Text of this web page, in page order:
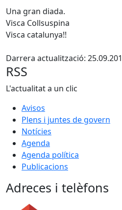
Una gran diada.
Visca Collsuspina
Visca catalunya!!
Darrera actualització:
RSS
L'actualitat a un clic
Avisos
Plens i juntes de govern
Notícies
Agenda
Agenda política
Publicacions
Adreces i telèfons